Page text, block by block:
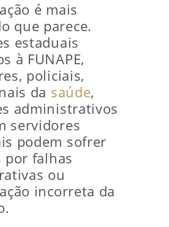
é mais
que parece.
estaduais
à FUNAPE,
policiais,
da saúde,
administrativos
servidores
podem sofrer
por falhas
ou
incorreta da